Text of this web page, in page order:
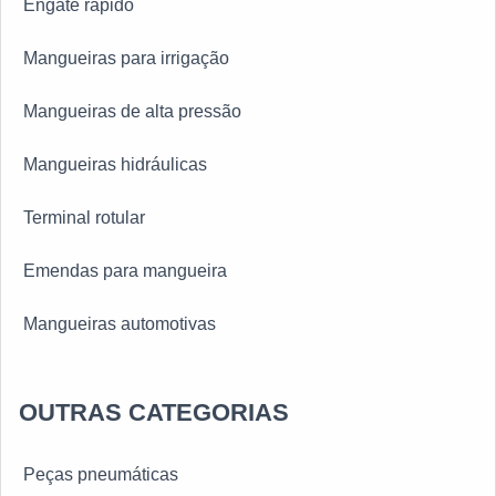
Engate rápido
Mangueiras para irrigação
Mangueiras de alta pressão
Mangueiras hidráulicas
Terminal rotular
Emendas para mangueira
Mangueiras automotivas
Mangueiras pneumáticas
OUTRAS CATEGORIAS
Peças pneumáticas